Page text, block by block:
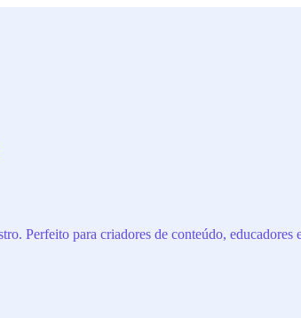
Perfeito para criadores de conteúdo, educadores